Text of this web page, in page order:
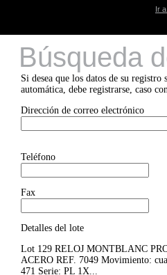
Ir
Búsqueda
Si desea que los datos de su registro
automática, debe registrarse, caso
Dirección de correo electrónico
Teléfono
Fax
Detalles del lote
Lot 129 RELOJ MONTBLANC
ACERO REF. 7049 Movimiento:
471 Serie: PL 1X...